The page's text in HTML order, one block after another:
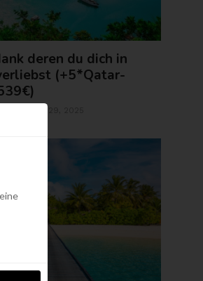
deren du dich in
(+5*Qatar-